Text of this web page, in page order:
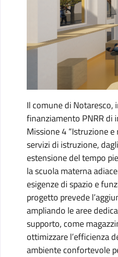
Il comune di Notaresco,
finanziamento PNRR di
Missione 4 “Istruzione
servizi di istruzione,
estensione del tempo
la scuola materna
esigenze di spazio e
progetto prevede
ampliando le aree
supporto, come
ottimizzare l’efficienza
ambiente confortevole